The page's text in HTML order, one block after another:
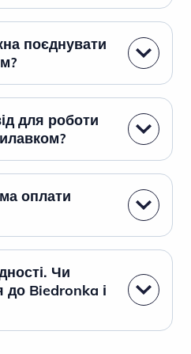
поєднувати
для роботи
оплати
Чи
до Biedronka і